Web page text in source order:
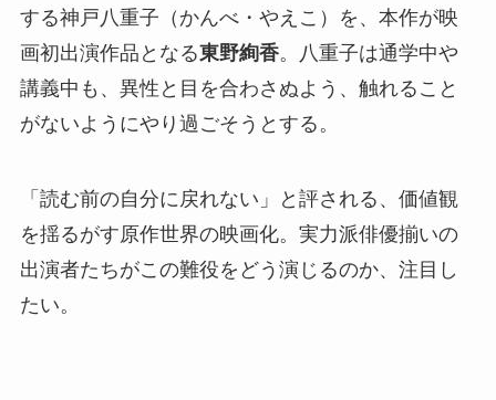
する神戸八重子（かんべ・やえこ）を、本作が映
画初出演作品となる東野絢香。八重子は通学中や
講義中も、異性と目を合わさぬよう、触れること
がないようにやり過ごそうとする。
「読む前の自分に戻れない」と評される、価値観
を揺るがす原作世界の映画化。実力派俳優揃いの
出演者たちがこの難役をどう演じるのか、注目し
たい。